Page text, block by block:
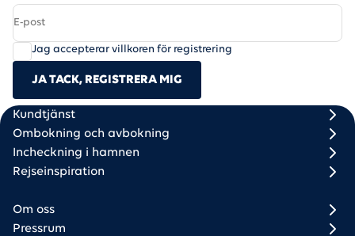
Jag accepterar villkoren för registrering
JA TACK, REGISTRERA MIG
Scandlines
Footer column 1
Kundtjänst
Ombokning och avbokning
Incheckning i hamnen
Rejseinspiration
Footer column 2
Om oss
Pressrum